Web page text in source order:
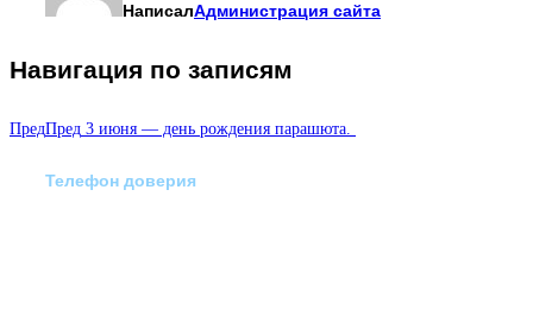
НаписалАдминистрация сайта
Навигация по записям
ПредПред 3 июня — день рождения парашюта.
Телефон доверия